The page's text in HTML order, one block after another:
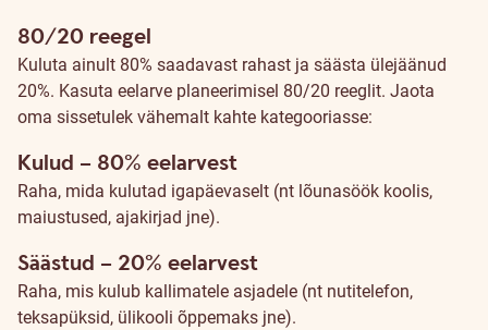
80/20 reegel
Kuluta ainult 80% saadavast rahast ja säästa ülejäänud
20%. Kasuta eelarve planeerimisel 80/20 reeglit. Jaota
oma sissetulek vähemalt kahte kategooriasse:
Kulud – 80% eelarvest
Raha, mida kulutad igapäevaselt (nt lõunasöök koolis,
maiustused, ajakirjad jne).
Säästud – 20% eelarvest
Raha, mis kulub kallimatele asjadele (nt nutitelefon,
teksapüksid, ülikooli õppemaks jne).